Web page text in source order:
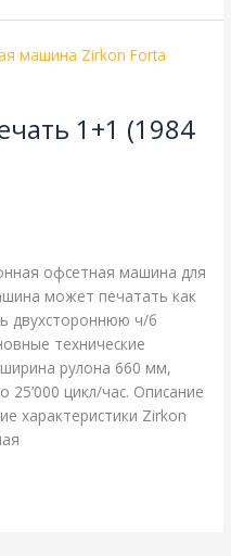
1+1 (1984
офсетная машина для
может печатать как
двухстороннюю ч/б
технические
рулона 660 мм,
25’000 цикл/час. Описание
характеристики Zirkon